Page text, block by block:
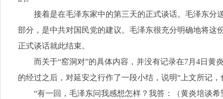
接着是在毛泽东家中的第三天的正式谈话。毛泽东分
部分，是中共对国民党的建议。毛泽东很充分明确地将
正式谈话就此结束。
而关于“窑洞对”的具体内容，并没有记录在7月4日
的经过之后，对延安之行作了一段小结，说明“上文所记
“有一回，毛泽东问我感想怎样？我答：（黄炎培谈